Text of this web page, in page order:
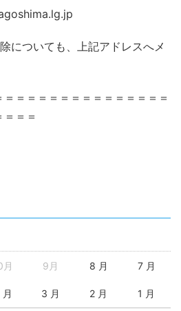
についても、上記アドレスへメ
＝＝＝＝＝＝＝＝＝＝＝＝＝＝
＝＝
月 9月 8 月 7 月
3 月 2 月 1 月